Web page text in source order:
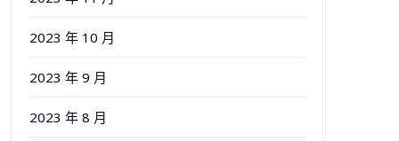
2023 年 10 月
2023 年 9 月
2023 年 8 月